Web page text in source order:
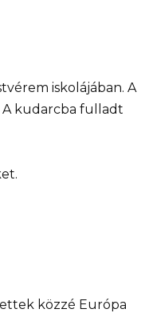
iskolájában. A
A kudarcba fulladt
közzé Európa